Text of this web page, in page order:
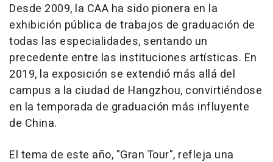
Desde 2009, la CAA ha sido pionera en la
exhibición pública de trabajos de graduación de
todas las especialidades, sentando un
precedente entre las instituciones artísticas. En
2019, la exposición se extendió más allá del
campus a la ciudad de Hangzhou, convirtiéndose
en la temporada de graduación más influyente
de China.
El tema de este año, "Gran Tour", refleja una